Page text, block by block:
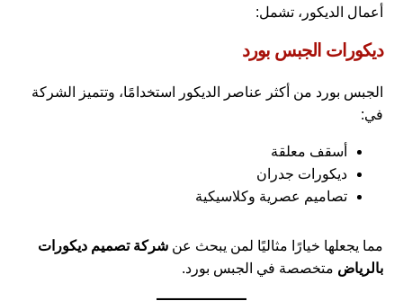
أعمال الديكور، تشمل:
ديكورات الجبس بورد
الجبس بورد من أكثر عناصر الديكور استخدامًا، وتتميز الشركة
في:
أسقف معلقة
ديكورات جدران
تصاميم عصرية وكلاسيكية
مما يجعلها خيارًا مثاليًا لمن يبحث عنشركة تصميم ديكورات
بالرياض متخصصة في الجبس بورد.